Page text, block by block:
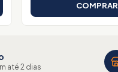
COMPRAR
até 2 dias